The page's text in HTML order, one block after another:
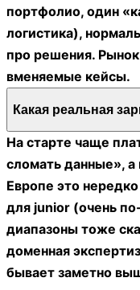
портфолио, один
логистика),
про решения.
вменяемые кейсы.
Какая реальная
На старте чаще
сломать данные», а
Европе это
для junior (очень
диапазоны тоже
доменная
бывает заметно